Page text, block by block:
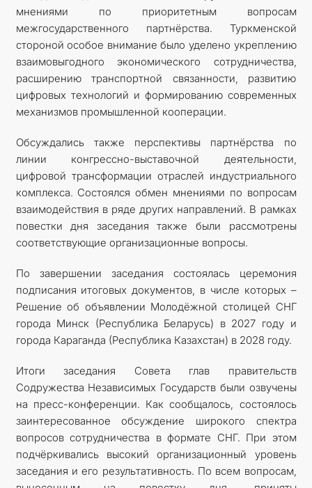
мнениями по приоритетным вопросам
межгосударственного партнёрства. Туркменской
стороной особое внимание было уделено укреплению
взаимовыгодного экономического сотрудничества,
расширению транспортной связанности, развитию
цифровых технологий и формированию современных
механизмов промышленной кооперации.
Обсуждались также перспективы партнёрства по
линии конгрессно-выставочной деятельности,
цифровой трансформации отраслей индустриального
комплекса. Состоялся обмен мнениями по вопросам
взаимодействия в ряде других направлений. В рамках
повестки дня заседания также были рассмотрены
соответствующие организационные вопросы.
По завершении заседания состоялась церемония
подписания итоговых документов, в числе которых –
Решение об объявлении Молодёжной столицей СНГ
города Минск (Республика Беларусь) в 2027 году и
города Караганда (Республика Казахстан) в 2028 году.
Итоги заседания Совета глав правительств
Содружества Независимых Государств были озвучены
на пресс-конференции. Как сообщалось, состоялось
заинтересованное обсуждение широкого спектра
вопросов сотрудничества в формате СНГ. При этом
подчёркивались высокий организационный уровень
заседания и его результативность. По всем вопросам,